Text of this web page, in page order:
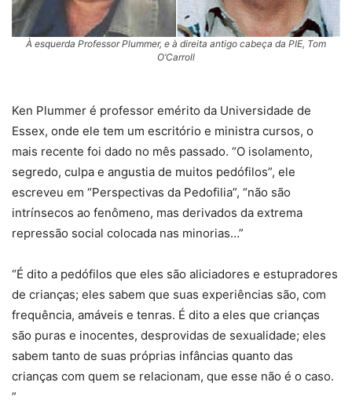
À esquerda Professor Plummer, e à direita antigo cabeça da PIE, Tom
O’Carroll
Ken Plummer é professor emérito da Universidade de
Essex, onde ele tem um escritório e ministra cursos, o
mais recente foi dado no mês passado. “O isolamento,
segredo, culpa e angustia de muitos pedófilos”, ele
escreveu em “Perspectivas da Pedofilia”, “não são
intrínsecos ao fenômeno, mas derivados da extrema
repressão social colocada nas minorias…”
“É dito a pedófilos que eles são aliciadores e estupradores
de crianças; eles sabem que suas experiências são, com
frequência, amáveis e tenras. É dito a eles que crianças
são puras e inocentes, desprovidas de sexualidade; eles
sabem tanto de suas próprias infâncias quanto das
crianças com quem se relacionam, que esse não é o caso.
”